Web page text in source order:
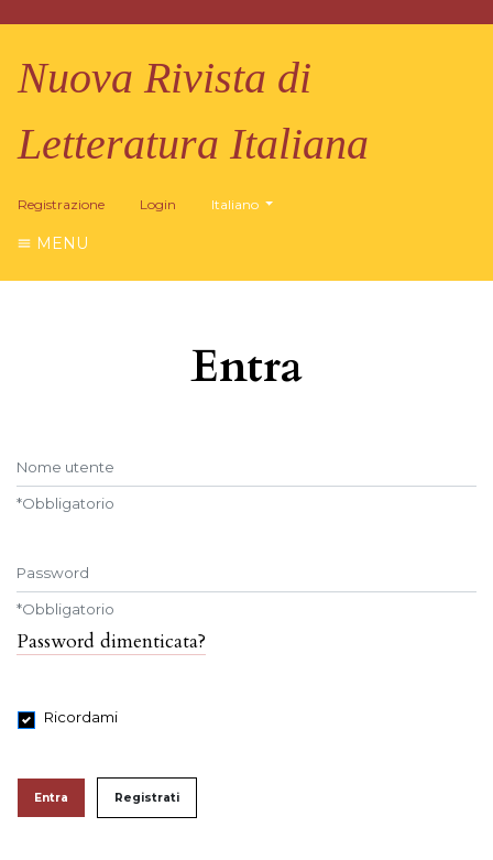
Nuova Rivista di
Letteratura Italiana
Registrazione Login Italiano
MENU
Entra
*Obbligatorio
Password
*Obbligatorio
Password dimenticata?
Ricordami
Entra Registrati